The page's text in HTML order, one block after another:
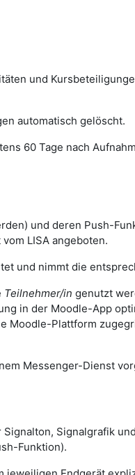
und
automatisch gelöscht.
60 Tage nach
und deren Push-
LISA angeboten.
und nimmt die
Teilnehmer/in genutzt
in der Moodle-App
Plattform
Messenger-Dienst
Signalgrafik
Funktion).